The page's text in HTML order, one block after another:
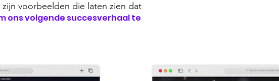
voorbeelden die laten zien dat
ons volgende succesverhaal te